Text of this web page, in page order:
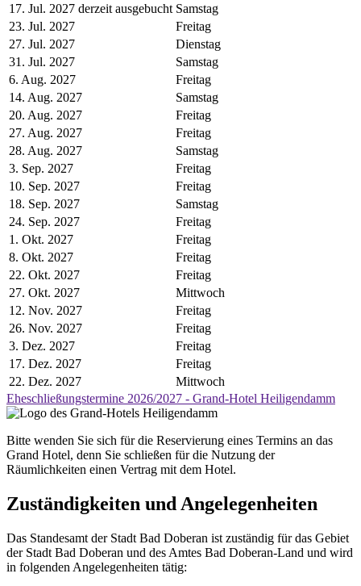
17. Jul. 2027 derzeit ausgebucht Samstag
23. Jul. 2027
Freitag
27. Jul. 2027
Dienstag
31. Jul. 2027
Samstag
6. Aug. 2027
Freitag
14. Aug. 2027
Samstag
20. Aug. 2027
Freitag
27. Aug. 2027
Freitag
28. Aug. 2027
Samstag
3. Sep. 2027
Freitag
10. Sep. 2027
Freitag
18. Sep. 2027
Samstag
24. Sep. 2027
Freitag
1. Okt. 2027
Freitag
8. Okt. 2027
Freitag
22. Okt. 2027
Freitag
27. Okt. 2027
Mittwoch
12. Nov. 2027
Freitag
26. Nov. 2027
Freitag
3. Dez. 2027
Freitag
17. Dez. 2027
Freitag
22. Dez. 2027
Mittwoch
Eheschließungstermine 2026/2027 - Grand-Hotel Heiligendamm
Bitte wenden Sie sich für die Reservierung eines Termins an das
Grand Hotel, denn Sie schließen für die Nutzung der
Räumlichkeiten einen Vertrag mit dem Hotel.
Zuständigkeiten und Angelegenheiten
Das Standesamt der Stadt Bad Doberan ist zuständig für das Gebiet
der Stadt Bad Doberan und des Amtes Bad Doberan-Land und wird
in folgenden Angelegenheiten tätig: